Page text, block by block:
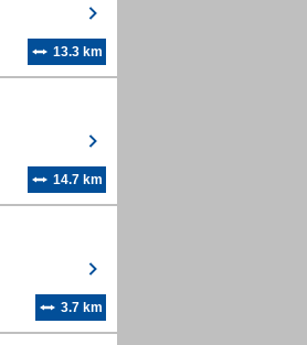
13.3 km
14.7 km
3.7 km